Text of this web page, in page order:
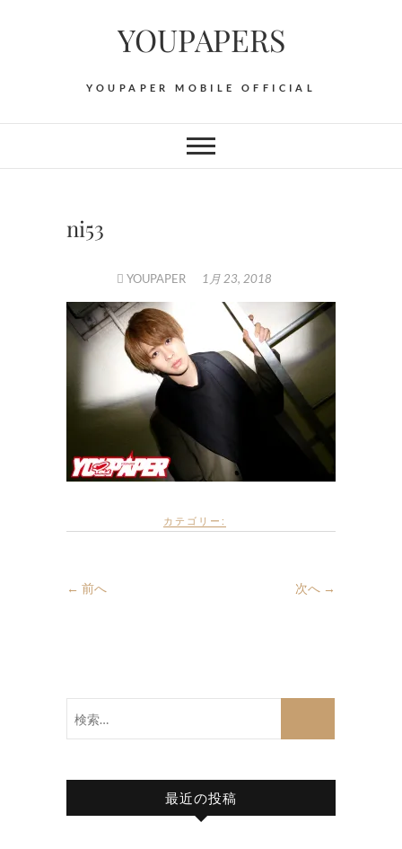
YOUPAPERS
YOUPAPER MOBILE OFFICIAL
ni53
YOUPAPER 1月 23, 2018
カテゴリー:
← 前へ 次へ →
最近の投稿